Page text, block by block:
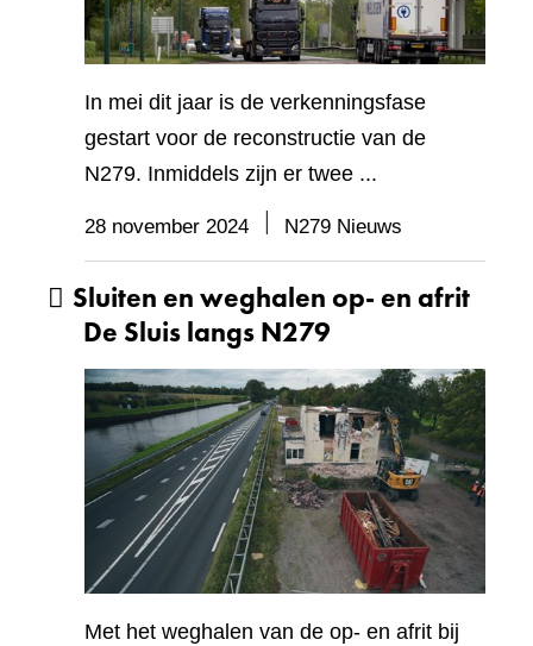
In mei dit jaar is de verkenningsfase
gestart voor de reconstructie van de
N279. Inmiddels zijn er twee ...
28 november 2024 N279 Nieuws
Sluiten en weghalen op- en afrit
De Sluis langs N279
Met het weghalen van de op- en afrit bij